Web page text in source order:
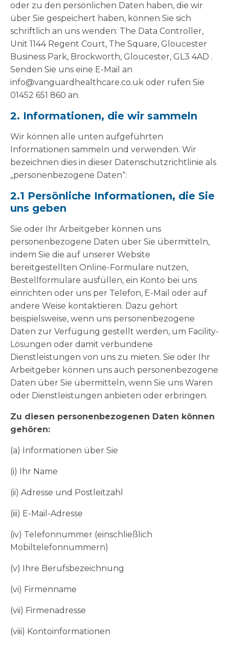
oder zu den persönlichen Daten haben, die wir
über Sie gespeichert haben, können Sie sich
schriftlich an uns wenden: The Data Controller,
Unit 1144 Regent Court, The Square, Gloucester
Business Park, Brockworth, Gloucester, GL3 4AD .
Senden Sie uns eine E-Mail an
info@vanguardhealthcare.co.uk oder rufen Sie
01452 651 860 an.
2. Informationen, die wir sammeln
Wir können alle unten aufgeführten
Informationen sammeln und verwenden. Wir
bezeichnen dies in dieser Datenschutzrichtlinie als
„personenbezogene Daten“:
2.1 Persönliche Informationen, die Sie
uns geben
Sie oder Ihr Arbeitgeber können uns
personenbezogene Daten über Sie übermitteln,
indem Sie die auf unserer Website
bereitgestellten Online-Formulare nutzen,
Bestellformulare ausfüllen, ein Konto bei uns
einrichten oder uns per Telefon, E-Mail oder auf
andere Weise kontaktieren. Dazu gehört
beispielsweise, wenn uns personenbezogene
Daten zur Verfügung gestellt werden, um Facility-
Lösungen oder damit verbundene
Dienstleistungen von uns zu mieten. Sie oder Ihr
Arbeitgeber können uns auch personenbezogene
Daten über Sie übermitteln, wenn Sie uns Waren
oder Dienstleistungen anbieten oder erbringen.
Zu diesen personenbezogenen Daten können
gehören:
(a) Informationen über Sie
(i) Ihr Name
(ii) Adresse und Postleitzahl
(iii) E-Mail-Adresse
(iv) Telefonnummer (einschließlich
Mobiltelefonnummern)
(v) Ihre Berufsbezeichnung
(vi) Firmenname
(vii) Firmenadresse
(viii) Kontoinformationen